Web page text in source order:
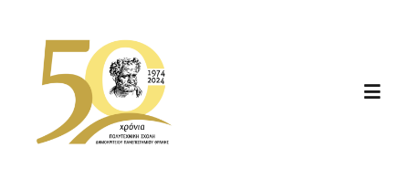
περιεχόμενο